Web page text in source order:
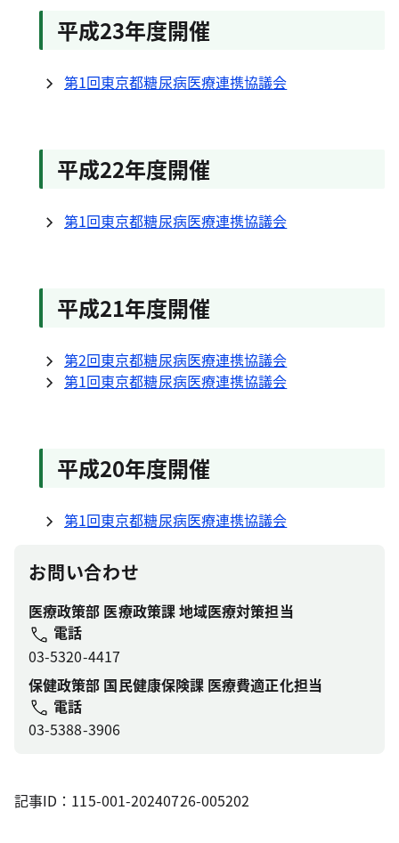
平成23年度開催
第1回東京都糖尿病医療連携協議会
平成22年度開催
第1回東京都糖尿病医療連携協議会
平成21年度開催
第2回東京都糖尿病医療連携協議会
第1回東京都糖尿病医療連携協議会
平成20年度開催
第1回東京都糖尿病医療連携協議会
お問い合わせ
医療政策部 医療政策課 地域医療対策担当
電話
03-5320-4417
保健政策部 国民健康保険課 医療費適正化担当
電話
03-5388-3906
記事ID：115-001-20240726-005202